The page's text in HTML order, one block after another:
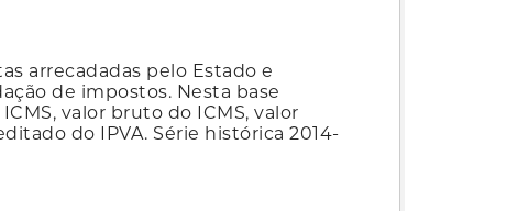
arrecadadas pelo Estado e
de impostos. Nesta base
valor bruto do ICMS, valor
do IPVA. Série histórica 2014-